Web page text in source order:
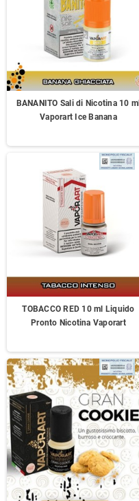
BANANITO Sali di Nicotina 10 ml
Vaporart Ice Banana
TOBACCO RED 10 ml Liquido
Pronto Nicotina Vaporart